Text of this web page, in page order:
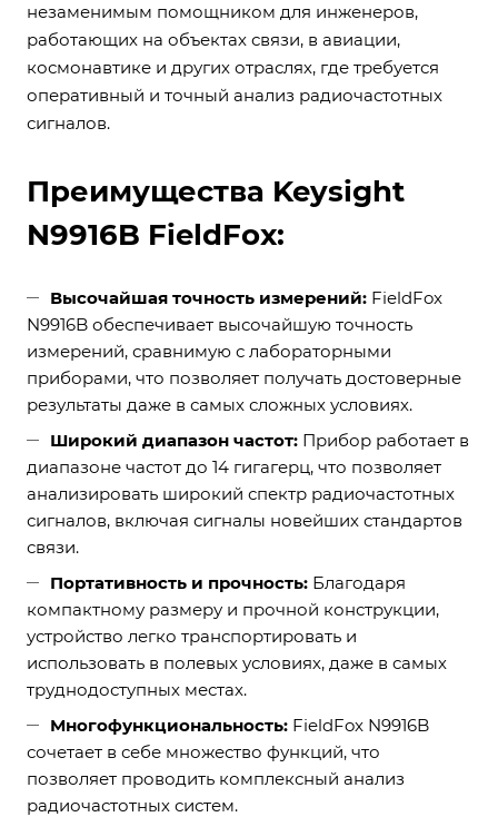
незаменимым помощником для инженеров,
работающих на объектах связи, в авиации,
космонавтике и других отраслях, где требуется
оперативный и точный анализ радиочастотных
сигналов.
Преимущества Keysight
N9916B FieldFox:
Высочайшая точность измерений: FieldFox
N9916B обеспечивает высочайшую точность
измерений, сравнимую с лабораторными
приборами, что позволяет получать достоверные
результаты даже в самых сложных условиях.
Широкий диапазон частот: Прибор работает в
диапазоне частот до 14 гигагерц, что позволяет
анализировать широкий спектр радиочастотных
сигналов, включая сигналы новейших стандартов
связи.
Портативность и прочность: Благодаря
компактному размеру и прочной конструкции,
устройство легко транспортировать и
использовать в полевых условиях, даже в самых
труднодоступных местах.
Многофункциональность: FieldFox N9916B
сочетает в себе множество функций, что
позволяет проводить комплексный анализ
радиочастотных систем.